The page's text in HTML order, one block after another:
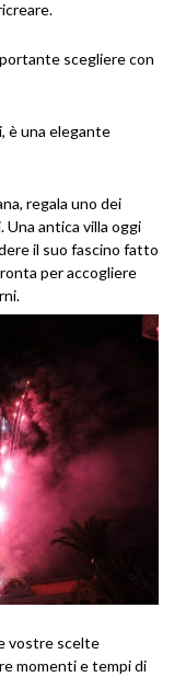
scegliere con
è una elegante
regala uno dei
Una antica villa oggi
il suo fascino fatto
per accogliere
vostre scelte
momenti e tempi di